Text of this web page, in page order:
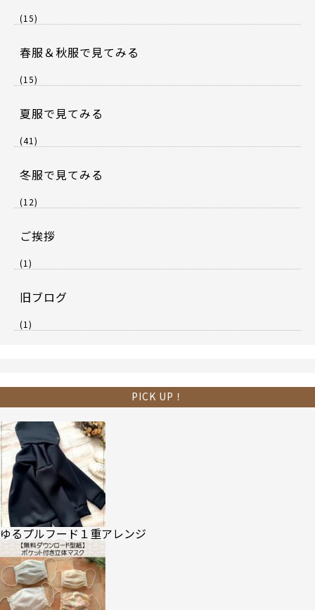
(15)
春服＆秋服で見てみる
(15)
夏服で見てみる
(41)
冬服で見てみる
(12)
ご挨拶
(1)
旧ブログ
(1)
PICK UP！
ゆるプルフード１重アレンジ